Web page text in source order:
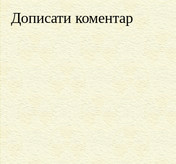
Дописати коментар